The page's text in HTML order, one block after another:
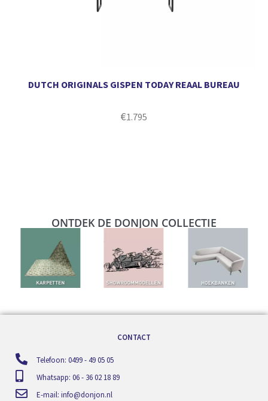
DUTCH ORIGINALS GISPEN TODAY REAAL BUREAU
€1.795
ONTDEK DE DONJON COLLECTIE
CONTACT
Telefoon: 0499 - 49 05 05
Whatsapp: 06 - 36 02 18 89
E-mail: info@donjon.nl